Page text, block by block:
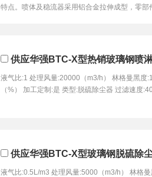
特点。喷体及稳流器采用铝合金拉伸成型，零部
供应华强BTC-X型热销玻璃钢喷
液气比:1 处理风量:20000（m3/h） 林格曼黑度
（%） 加工定制:是 类型:脱硫除尘器 过滤速度:40
供应华强BTC-X型玻璃钢脱硫除
液气比:0.5L/m3 处理风量:5000（m3/h） 林格